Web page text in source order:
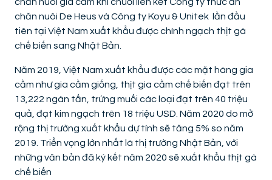
chăn nuôi De Heus và Công ty Koyu & Unitek lần đầu
tiên tại Việt Nam xuất khẩu được chính ngạch thịt gà
chế biến sang Nhật Bản.
Năm 2019, Việt Nam xuất khẩu được các mặt hàng gia
cầm như gia cầm giống, thịt gia cầm chế biến đạt trên
13,222 ngàn tấn, trứng muối các loại đạt trên 40 triệu
quả, đạt kim ngạch trên 18 triệu USD. Năm 2020 do mở
rộng thị trường xuất khẩu dự tính sẽ tăng 5% so năm
2019. Triển vọng lớn nhất là thị trường Nhật Bản, với
những văn bản đã ký kết năm 2020 sẽ xuất khẩu thịt gà
chế biến